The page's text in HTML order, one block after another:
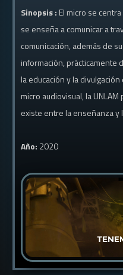
Sinopsis : El micro se
se enseña a comunicar a
comunicación, además de
información, prácticamente
la educación y la
micro audiovisual, la
existe entre la enseñanza y
Año: 2020